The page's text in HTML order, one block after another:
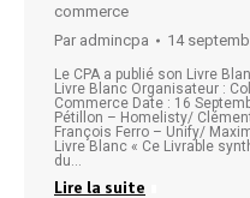
commerce
Par admincpa 14
Le CPA a publié son Livre
Livre Blanc Organisateur :
Commerce Date : 16
Pétillon – Homelisty/
François Ferro – Unify/
Livre Blanc « Ce Livrable
du…
Lire la suite